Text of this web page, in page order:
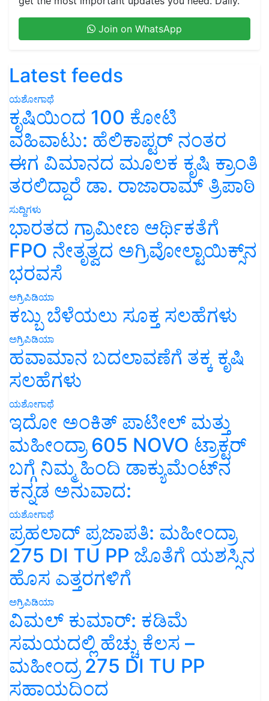
Join on WhatsApp
Latest feeds
ಯಶೋಗಾಥೆ
ಕೃಷಿಯಿಂದ 100 ಕೋಟಿ
ವಹಿವಾಟು: ಹೆಲಿಕಾಪ್ಟರ್ ನಂತರ
ಈಗ ವಿಮಾನದ ಮೂಲಕ ಕೃಷಿ ಕ್ರಾಂತಿ
ತರಲಿದ್ದಾರೆ ಡಾ. ರಾಜಾರಾಮ್ ತ್ರಿಪಾಠಿ
ಸುದ್ದಿಗಳು
ಭಾರತದ ಗ್ರಾಮೀಣ ಆರ್ಥಿಕತೆಗೆ
FPO ನೇತೃತ್ವದ ಅಗ್ರಿವೋಲ್ಟಾಯಿಕ್ಸ್‌ನ
ಭರವಸೆ
ಅಗ್ರಿಪಿಡಿಯಾ
ಕಬ್ಬು ಬೆಳೆಯಲು ಸೂಕ್ತ ಸಲಹೆಗಳು
ಅಗ್ರಿಪಿಡಿಯಾ
ಹವಾಮಾನ ಬದಲಾವಣೆಗೆ ತಕ್ಕ ಕೃಷಿ
ಸಲಹೆಗಳು
ಯಶೋಗಾಥೆ
ಇದೋ ಅಂಕಿತ್ ಪಾಟೀಲ್ ಮತ್ತು
ಮಹೀಂದ್ರಾ 605 NOVO ಟ್ರಾಕ್ಟರ್
ಬಗ್ಗೆ ನಿಮ್ಮ ಹಿಂದಿ ಡಾಕ್ಯುಮೆಂಟ್‌ನ
ಕನ್ನಡ ಅನುವಾದ:
ಯಶೋಗಾಥೆ
ಪ್ರಹಲಾದ್ ಪ್ರಜಾಪತಿ: ಮಹೀಂದ್ರಾ
275 DI TU PP ಜೊತೆಗೆ ಯಶಸ್ಸಿನ
ಹೊಸ ಎತ್ತರಗಳಿಗೆ
ಅಗ್ರಿಪಿಡಿಯಾ
ವಿಮಲ್ ಕುಮಾರ್: ಕಡಿಮೆ
ಸಮಯದಲ್ಲಿ ಹೆಚ್ಚು ಕೆಲಸ –
ಮಹೀಂದ್ರ 275 DI TU PP
ಸಹಾಯದಿಂದ